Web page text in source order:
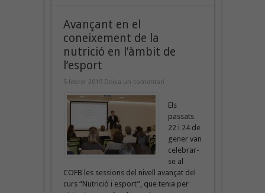
Avançant en el
coneixement de la
nutrició en l’àmbit de
l’esport
5 febrer 2019 Deixa un comentari
Els
passats
22 i 24 de
gener van
celebrar-
se al
COFB les sessions del nivell avançat del
curs “Nutrició i esport”, que tenia per